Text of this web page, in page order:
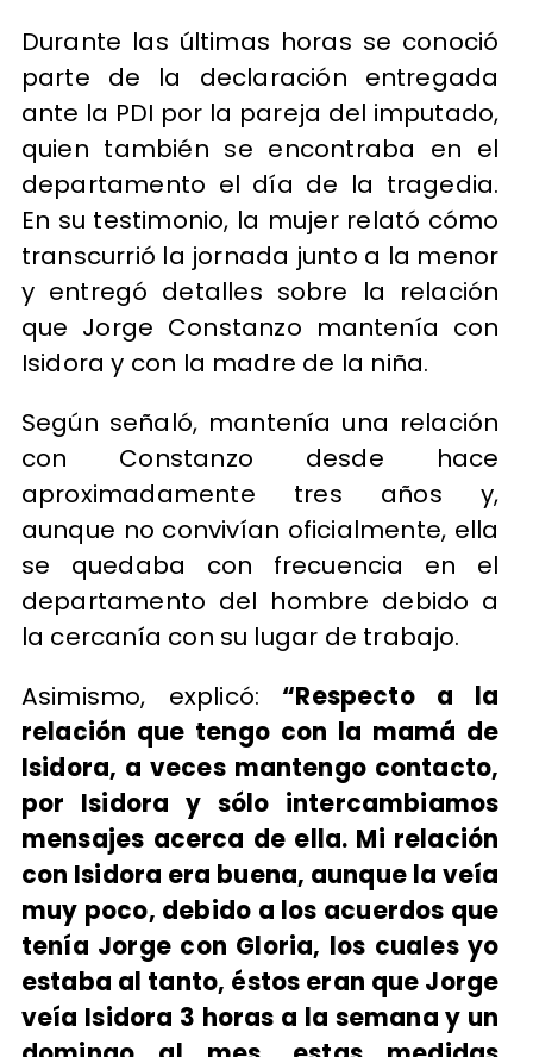
Durante las últimas horas se conoció
parte de la declaración entregada
ante la PDI por la pareja del imputado,
quien también se encontraba en el
departamento el día de la tragedia.
En su testimonio, la mujer relató cómo
transcurrió la jornada junto a la menor
y entregó detalles sobre la relación
que Jorge Constanzo mantenía con
Isidora y con la madre de la niña.
Según señaló, mantenía una relación
con Constanzo desde hace
aproximadamente tres años y,
aunque no convivían oficialmente, ella
se quedaba con frecuencia en el
departamento del hombre debido a
la cercanía con su lugar de trabajo.
Asimismo, explicó: “Respecto a la
relación que tengo con la mamá de
Isidora, a veces mantengo contacto,
por Isidora y sólo intercambiamos
mensajes acerca de ella. Mi relación
con Isidora era buena, aunque la veía
muy poco, debido a los acuerdos que
tenía Jorge con Gloria, los cuales yo
estaba al tanto, éstos eran que Jorge
veía Isidora 3 horas a la semana y un